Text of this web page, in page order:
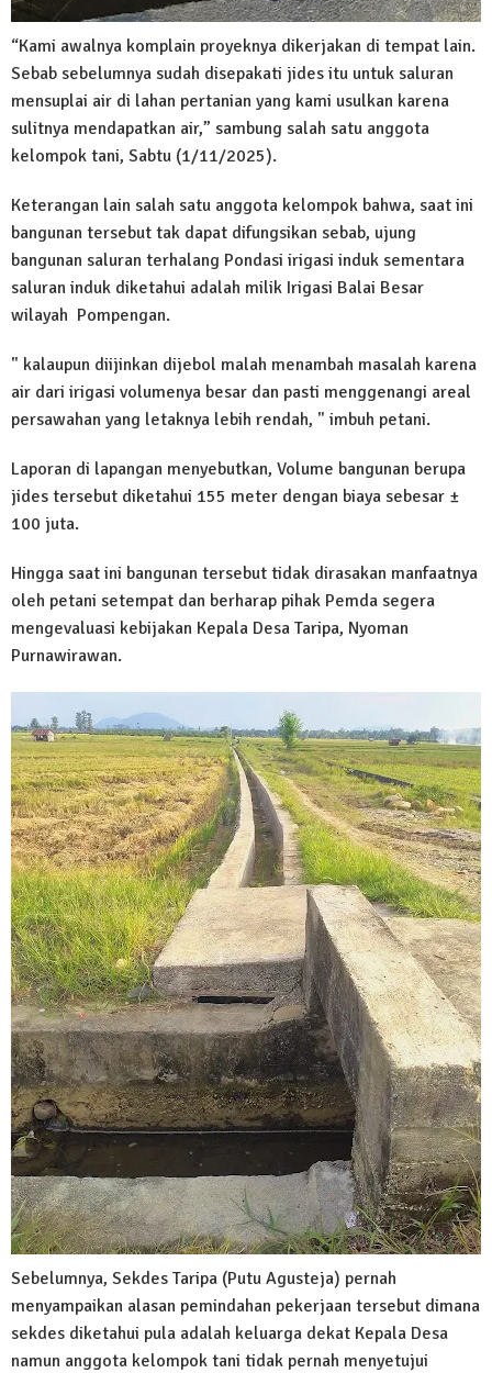
“Kami awalnya komplain proyeknya dikerjakan di tempat lain.
Sebab sebelumnya sudah disepakati jides itu untuk saluran
mensuplai air di lahan pertanian yang kami usulkan karena
sulitnya mendapatkan air,” sambung salah satu anggota
kelompok tani, Sabtu (1/11/2025).
Keterangan lain salah satu anggota kelompok bahwa, saat ini
bangunan tersebut tak dapat difungsikan sebab, ujung
bangunan saluran terhalang Pondasi irigasi induk sementara
saluran induk diketahui adalah milik Irigasi Balai Besar
wilayah Pompengan.
" kalaupun diijinkan dijebol malah menambah masalah karena
air dari irigasi volumenya besar dan pasti menggenangi areal
persawahan yang letaknya lebih rendah, " imbuh petani.
Laporan di lapangan menyebutkan, Volume bangunan berupa
jides tersebut diketahui 155 meter dengan biaya sebesar ±
100 juta.
Hingga saat ini bangunan tersebut tidak dirasakan manfaatnya
oleh petani setempat dan berharap pihak Pemda segera
mengevaluasi kebijakan Kepala Desa Taripa, Nyoman
Purnawirawan.
Sebelumnya, Sekdes Taripa (Putu Agusteja) pernah
menyampaikan alasan pemindahan pekerjaan tersebut dimana
sekdes diketahui pula adalah keluarga dekat Kepala Desa
namun anggota kelompok tani tidak pernah menyetujui